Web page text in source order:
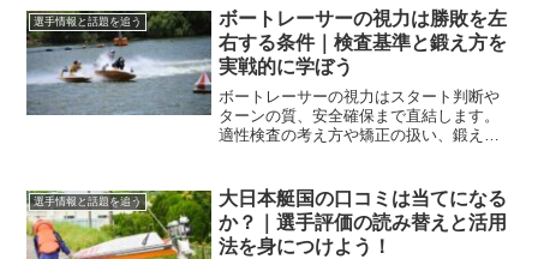
選手情報と話題を追う
ボートレーサーの視力は勝敗を左
右する条件｜検査基準と鍛え方を
実戦的に学ぼう
ボートレーサーの視力はスタート判断や
ターンの質、安全確保まで直結します。
適性検査の考え方や矯正の扱い、鍛え方
選手情報と話題を追う
大日本艇国の口コミは当てになる
か？｜選手評価の読み替えと活用
法を身につけよう！